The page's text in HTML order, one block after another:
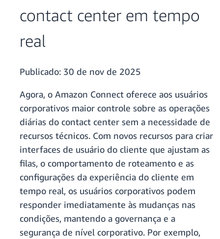
contact center em tempo
real
Publicado: 30 de nov de 2025
Agora, o Amazon Connect oferece aos usuários
corporativos maior controle sobre as operações
diárias do contact center sem a necessidade de
recursos técnicos. Com novos recursos para criar
interfaces de usuário do cliente que ajustam as
filas, o comportamento de roteamento e as
configurações da experiência do cliente em
tempo real, os usuários corporativos podem
responder imediatamente às mudanças nas
condições, mantendo a governança e a
segurança de nível corporativo. Por exemplo,